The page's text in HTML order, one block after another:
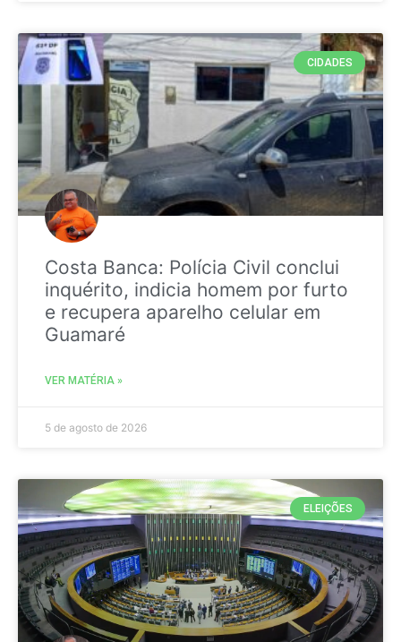
CIDADES
Costa Banca: Polícia Civil conclui
inquérito, indicia homem por furto
e recupera aparelho celular em
Guamaré
VER MATÉRIA »
5 de agosto de 2026
ELEIÇÕES